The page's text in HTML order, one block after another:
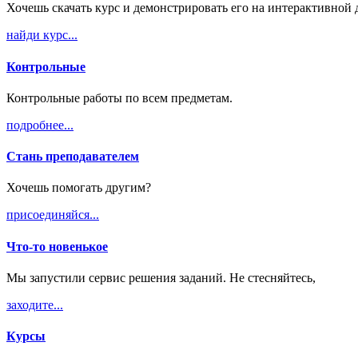
Хочешь скачать курс и демонстрировать его на интерактивной
найди курс...
Контрольные
Контрольные работы по всем предметам.
подробнее...
Стань преподавателем
Хочешь помогать другим?
присоединяйся...
Что-то новенькое
Мы запустили сервис решения заданий. Не стесняйтесь,
заходите...
Курcы